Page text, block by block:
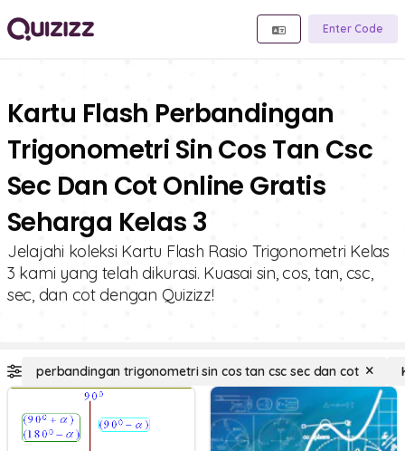
Enter Code
Kartu Flash Perbandingan
Trigonometri Sin Cos Tan Csc
Sec Dan Cot Online Gratis
Seharga Kelas 3
Jelajahi koleksi Kartu Flash Rasio Trigonometri Kelas
3 kami yang telah dikurasi. Kuasai sin, cos, tan, csc,
sec, dan cot dengan Quizizz!
perbandingan trigonometri sin cos tan csc sec dan cot